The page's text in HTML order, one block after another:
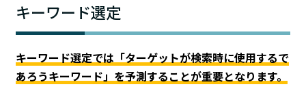
キーワード選定
キーワード選定では「ターゲットが検索時に使用するで
あろうキーワード」を予測することが重要となります。